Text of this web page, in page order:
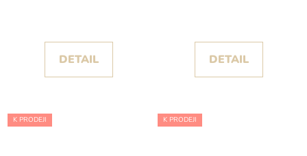
DETAIL DETAIL
K PRODEJI K PRODEJI